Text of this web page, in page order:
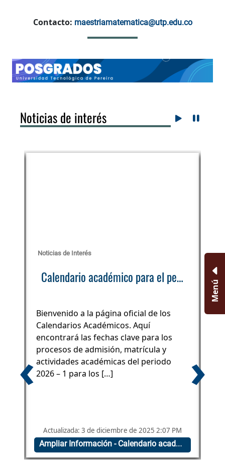
Contacto: maestriamatematica@utp.edu.co
Noticias de interés
Noticias de Interés
Calendario académico para el periodo 2026-1
Bienvenido a la página oficial de los
Calendarios Académicos. Aquí
encontrará las fechas clave para los
procesos de admisión, matrícula y
actividades académicas del periodo
2026 – 1 para los […]
Actualizada: 3 de diciembre de 2025 2:07 PM
Ampliar Información - Calendario académico para el periodo 2026-1
A
‹ ›
Menú